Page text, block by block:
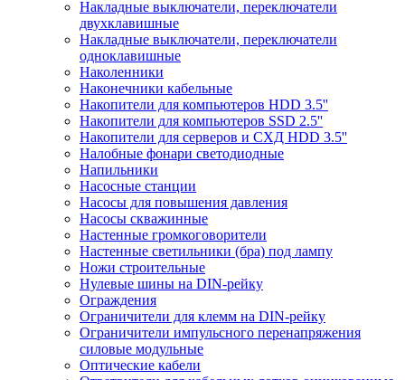
Накладные выключатели, переключатели
двухклавишные
Накладные выключатели, переключатели
одноклавишные
Наколенники
Наконечники кабельные
Накопители для компьютеров HDD 3.5''
Накопители для компьютеров SSD 2.5''
Накопители для серверов и СХД HDD 3.5''
Налобные фонари светодиодные
Напильники
Насосные станции
Насосы для повышения давления
Насосы скважинные
Настенные громкоговорители
Настенные светильники (бра) под лампу
Ножи строительные
Нулевые шины на DIN-рейку
Ограждения
Ограничители для клемм на DIN-рейку
Ограничители импульсного перенапряжения
силовые модульные
Оптические кабели